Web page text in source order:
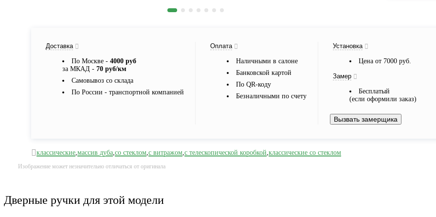
Доставка
По Москве - 4000 руб
за МКАД - 70 руб/км
Самовывоз со склада
По России - транспортной компанией
Оплата
Наличными в салоне
Банковской картой
По QR-коду
Безналичными по счету
Установка
Цена от 7000 руб.
Замер
Бесплатый
(если оформили заказ)
Вызвать замерщика
классические,массив дуба,со стеклом,с витражом,с телескопической коробкой,классические со стеклом
Изображение может незначительно отличаться от оригинала
Дверные ручки для этой модели